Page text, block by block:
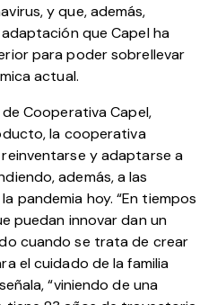
y que, además,
que Capel ha
para poder sobrellevar
actual.
Cooperativa Capel,
la cooperativa
y adaptarse a
además, a las
pandemia hoy. “En tiempos
puedan innovar dan un
cuando se trata de crear
el cuidado de la familia
“viniendo de una